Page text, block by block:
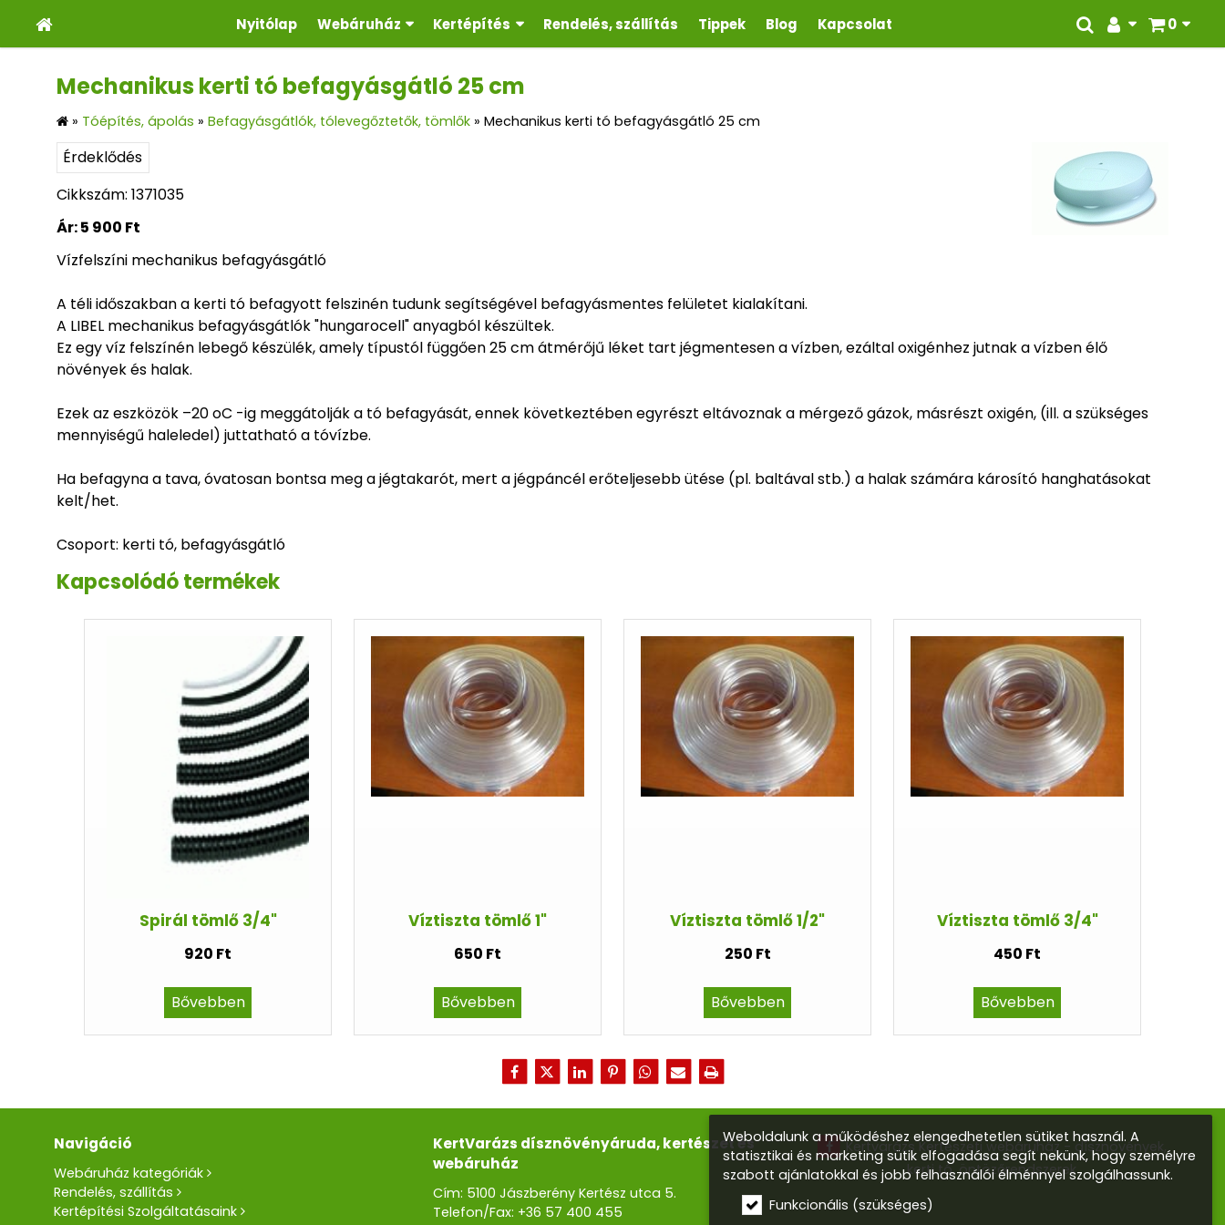
0
Nyitólap Webáruház Kertépítés Rendelés, szállítás Tippek Blog Kapcsolat
Mechanikus kerti tó befagyásgátló 25 cm
» Tóépítés, ápolás » Befagyásgátlók, tólevegőztetők, tömlők » Mechanikus kerti tó befagyásgátló 25 cm
Érdeklődés
Cikkszám: 1371035
Ár:5 900 Ft
Vízfelszíni mechanikus befagyásgátló
A téli időszakban a kerti tó befagyott felszinén tudunk segítségével befagyásmentes felületet kialakítani.
A LIBEL mechanikus befagyásgátlók "hungarocell" anyagból készültek.
Ez egy víz felszínén lebegő készülék, amely típustól függően 25 cm átmérőjű léket tart jégmentesen a vízben, ezáltal oxigénhez jutnak a vízben élő
növények és halak.
Ezek az eszközök –20 oC -ig meggátolják a tó befagyását, ennek következtében egyrészt eltávoznak a mérgező gázok, másrészt oxigén, (ill. a szükséges
mennyiségű haleledel) juttatható a tóvízbe.
Ha befagyna a tava, óvatosan bontsa meg a jégtakarót, mert a jégpáncél erőteljesebb ütése (pl. baltával stb.) a halak számára károsító hanghatásokat
kelt/het.
Csoport: kerti tó, befagyásgátló
Kapcsolódó termékek
Spirál tömlő 3/4"
920 Ft
Bővebben
Víztiszta tömlő 1"
650 Ft
Bővebben
Víztiszta tömlő 1/2"
250 Ft
Bővebben
Víztiszta tömlő 3/4"
450 Ft
Bővebben
Navigáció
Webáruház kategóriák
Rendelés, szállítás
Kertépítési Szolgáltatásaink
KertVarázs dísznövényáruda, kertészet és
webáruház
Cím: 5100 Jászberény Kertész utca 5.
Telefon/Fax: +36 57 400 455
Kertvarázs Kertészeti webáruház - dísznövények,
kerti tó, öntözőrendszerek
Weboldalunk a működéshez elengedhetetlen sütiket használ. A
statisztikai és marketing sütik elfogadása segít nekünk, hogy személyre
szabott ajánlatokkal és jobb felhasználói élménnyel szolgálhassunk.
Funkcionális (szükséges)